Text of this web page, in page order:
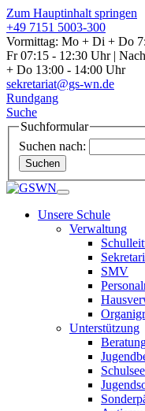
Zum Hauptinhalt springen
+49 7151 5003-300
Vormittag: Mo + Di + Do
Fr 07:15 - 12:30 Uhr |
+ Do 13:00 - 14:00 Uhr
sekretariat@gs-wn.de
Rundgang
Suche
Suchformular
Suchen nach:
Suchen
Unsere Schule
Verwaltung
SMV
Unterstützung